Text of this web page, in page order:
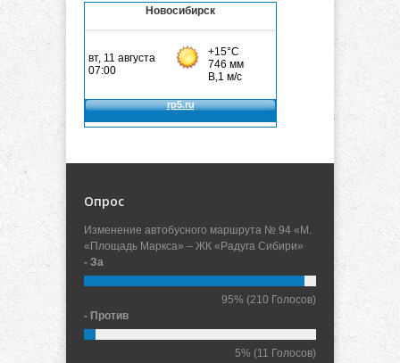
Новосибирск
Опрос
Изменение автобусного маршрута № 94 «М.
«Площадь Маркса» – ЖК «Радуга Сибири»
- За
95% (210 Голосов)
- Против
5% (11 Голосов)